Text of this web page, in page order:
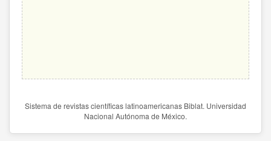
Sistema de revistas científicas latinoamericanas Biblat. Universidad
Nacional Autónoma de México.